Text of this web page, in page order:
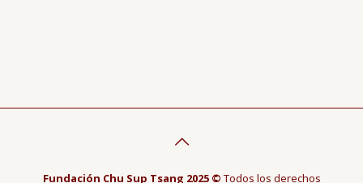
Fundación Chu Sup Tsang 2025 © Todos los derechos